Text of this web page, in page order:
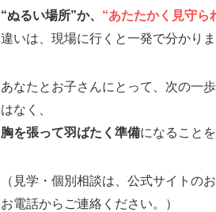
“ぬるい場所”か、 “あたたかく見守ら
違いは、現場に行くと一発で分かりま
あなたとお子さんにとって、次の一
はなく、
胸を張って羽ばたく準備になること
（見学・個別相談は、公式サイトの
お電話からご連絡ください。）